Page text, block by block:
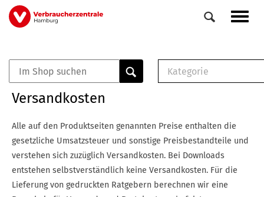
Direkt
zum
Veranstaltungen
0
Kategorie
E-Broschüre
Checklisten (PDF)
Broschüre
Buch
Versandkosten
Alle auf den Produktseiten genannten Preise enthalten die
gesetzliche Umsatzsteuer und sonstige Preisbestandteile und
verstehen sich zuzüglich Versandkosten. Bei Downloads
entstehen selbstverständlich keine Versandkosten. Für die
Lieferung von gedruckten Ratgebern berechnen wir eine